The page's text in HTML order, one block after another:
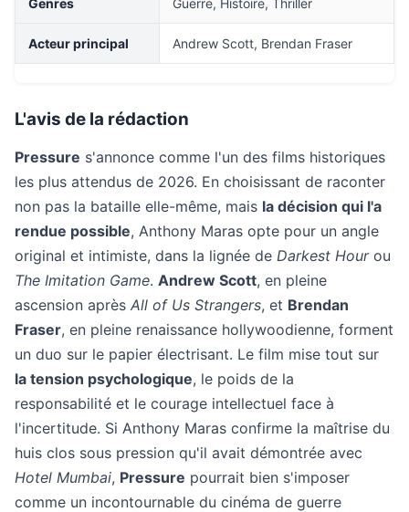
Genres Guerre, Histoire, Thriller
Acteur principal Andrew Scott, Brendan Fraser
L'avis de la rédaction
Pressure s'annonce comme l'un des films historiques
les plus attendus de 2026. En choisissant de raconter
non pas la bataille elle-même, mais la décision qui l'a
rendue possible, Anthony Maras opte pour un angle
original et intimiste, dans la lignée de Darkest Hourou
The Imitation Game. Andrew Scott, en pleine
ascension après All of Us Strangers, et Brendan
Fraser, en pleine renaissance hollywoodienne, forment
un duo sur le papier électrisant. Le film mise tout sur
la tension psychologique, le poids de la
responsabilité et le courage intellectuel face à
l'incertitude. Si Anthony Maras confirme la maîtrise du
huis clos sous pression qu'il avait démontrée avec
Hotel Mumbai, Pressure pourrait bien s'imposer
comme un incontournable du cinéma de guerre